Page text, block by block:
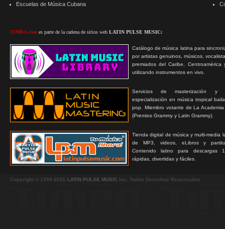
Escuelas de Música Cubana
TIMBA.com es parte de la cadena de sitios web LATIN PULSE MUSIC:
Catálogo de música latina para
por artistas genuinos, músicos,
premiados del Caribe, Centroamérica
utilizando instrumentos en vivo.
Servicios de masterización y
especialización en música tropical
pop. Miembro votante de La
(Premios Grammy y Latin Grammy).
Tienda digital de música y multi-media
de MP3, videos, eLibros y
Contenido latino para descargas
rápidas, divertidas y fáciles.
Copyright © 1999-2026 LATIN PULSE MUSIC Inc. Todos Derechos Reservados.